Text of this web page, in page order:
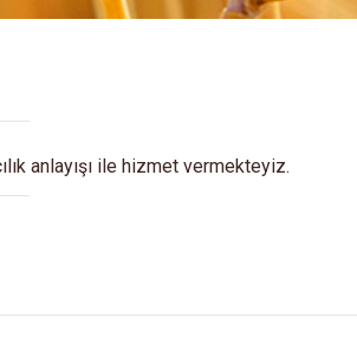
anlayışı ile hizmet vermekteyiz.